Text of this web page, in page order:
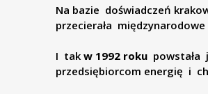
p
.
Na bazie doświadczeń
przecierała
I tak w 1992 roku powstała
przedsiębiorcom energię i